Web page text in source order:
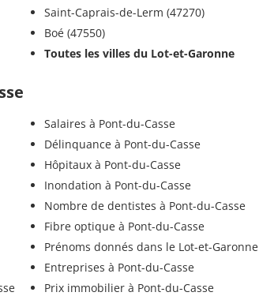
Saint-Caprais-de-Lerm (47270)
Boé (47550)
Toutes les villes du Lot-et-Garonne
Salaires à Pont-du-Casse
Délinquance à Pont-du-Casse
Hôpitaux à Pont-du-Casse
Inondation à Pont-du-Casse
Nombre de dentistes à Pont-du-Casse
Fibre optique à Pont-du-Casse
Prénoms donnés dans le Lot-et-Garonne
Entreprises à Pont-du-Casse
Prix immobilier à Pont-du-Casse